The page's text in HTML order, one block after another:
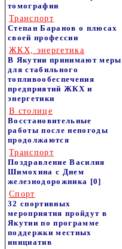
томографии
Транспорт
Степан Баранов о плюсах
своей профессии
ЖКХ, энергетика
В Якутии принимают меры
для стабильного
топливообеспечения
предприятий ЖКХ и
энергетики
В столице
Восстановительные
работы после непогоды
продолжаются
Транспорт
Поздравление Василия
Шимохина с Днем
железнодорожника [0]
Спорт
32 спортивных
мероприятия пройдут в
Якутии по программе
поддержки местных
инициатив